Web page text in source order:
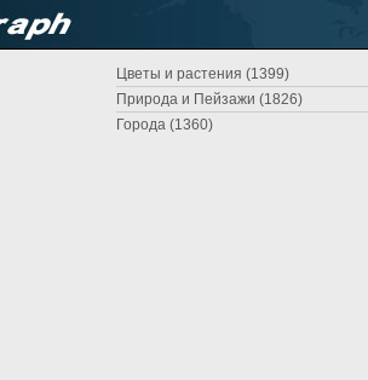
Цветы и растения (1399)
Природа и Пейзажи (1826)
Города (1360)